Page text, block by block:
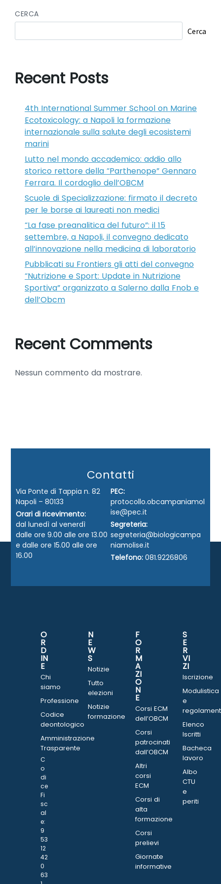
CERCA
Cerca
Recent Posts
4th International Summer School on Marine
Ecotoxicology: a Napoli la formazione
internazionale sulla salute degli ecosistemi
marini
Lutto nel mondo accademico: addio allo
storico rettore della “Parthenope” Gennaro
Ferrara. Il cordoglio dell’OBCM
Scuole di Specializzazione: firmato il decreto
per le borse ai laureati non medici
“La fase preanalitica del futuro”: il 15
settembre, a Napoli, il convegno dedicato
all’innovazione nella medicina di laboratorio
Pubblicati su Frontiers gli atti del convegno
“Nutrizione e Sport: Update in Nutrizione
Sportiva” organizzato a Salerno dalla Fnob e
dell’Obcm
Recent Comments
Nessun commento da mostrare.
Contatti
Via Ponte di Tappia n. 82
Napoli – 80133
Orari di ricevimento:
dal lunedì al venerdì
dalle ore 9.00 alle ore 13.00
e dalle ore 15.00 alle ore
16.00
PEC:
protocollo.obcampaniamol
ise@pec.it
Segreteria:
segreteria@biologicampa
niamolise.it
Telefono: 081.9226806
O
R
D
IN
E
Chi
siamo
Professione
Codice
deontologico
Amministrazione
Trasparente
C
o
di
ce
Fi
sc
al
e:
9
53
12
42
0
63
N
E
W
S
Notizie
Tutto
elezioni
Notizie
formazione
F
O
R
M
A
ZI
O
N
E
Corsi ECM
dell’OBCM
Corsi
patrocinati
dall’OBCM
Altri
corsi
ECM
Corsi di
alta
formazione
Corsi
prelievi
Giornate
informative
S
E
R
VI
ZI
Iscrizione
Modulistica
e
Elenco
Iscritti
Bacheca
lavoro
Albo
CTU
e
periti